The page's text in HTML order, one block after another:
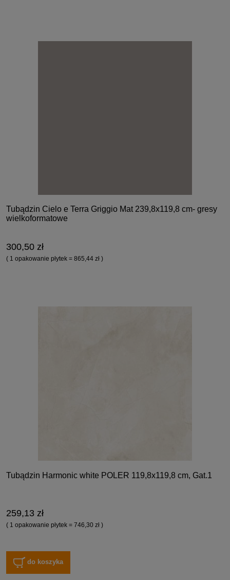
Tubądzin Cielo e Terra Griggio Mat 239,8x119,8 cm- gresy
wielkoformatowe
300,50 zł
( 1 opakowanie płytek = 865,44 zł )
Tubądzin Harmonic white POLER 119,8x119,8 cm, Gat.1
259,13 zł
( 1 opakowanie płytek = 746,30 zł )
do koszyka